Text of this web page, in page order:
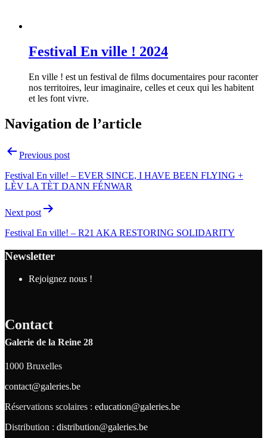
Festival En ville ! 2024
En ville ! est un festival de films documentaires pour raconter
nos territoires, leur imaginaire, celles et ceux qui les habitent
et les font vivre.
Navigation de l’article
Previous post
Festival En ville! – EVER SINCE, I HAVE BEEN FLYING +
LÈV LA TÈT DANN FÉNWAR
Next post
Festival En ville! – R21 AKA RESTORING SOLIDARITY
Newsletter
Rejoignez nous !
Contact
Galerie de la Reine 28
1000 Bruxelles
contact@galeries.be
Réservations scolaires : education@galeries.be
Distribution : distribution@galeries.be